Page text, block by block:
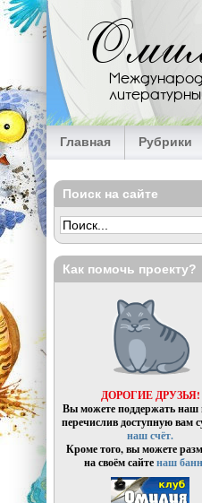
Перейти к основному содержанию
Главная Рубрики
Поиск на сайте
Как помочь проекту?
ДОРОГИЕ ДРУЗЬЯ!
Вы можете поддержать наш
перечислив доступную вам
наш счёт.
Кроме того, вы можете
на своём сайтенаш